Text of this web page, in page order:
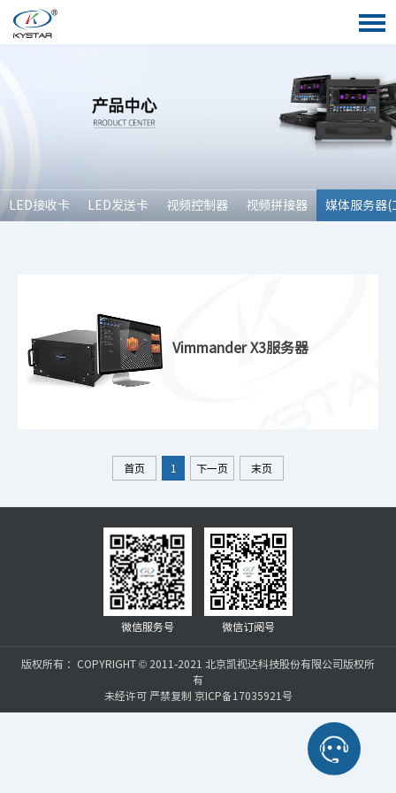
LED接收卡 LED发送卡 视频控制器 视频拼接器 媒体服务器(
Vimmander X3服务器
首页 1 下一页 末页
微信服务号 微信订阅号
版权所有 ：COPYRIGHT © 2011-2021 北京凯视达科技股份有限公司版权所
有
未经许可 严禁复制 京ICP备17035921号